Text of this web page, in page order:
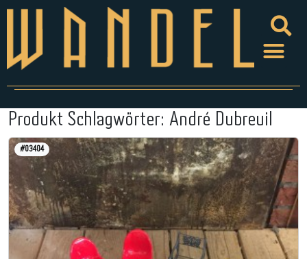
Produkt Schlagwörter: André Dubreuil
#03404